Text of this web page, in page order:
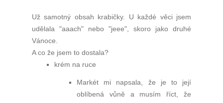
Už samotný obsah krabičky. U každé věci jsem
udělala "aaach" nebo "jeee", skoro jako druhé
Vánoce.
A co že jsem to dostala?
krém na ruce
Markét mi napsala, že je to její
oblíbená vůně a musím říct, že